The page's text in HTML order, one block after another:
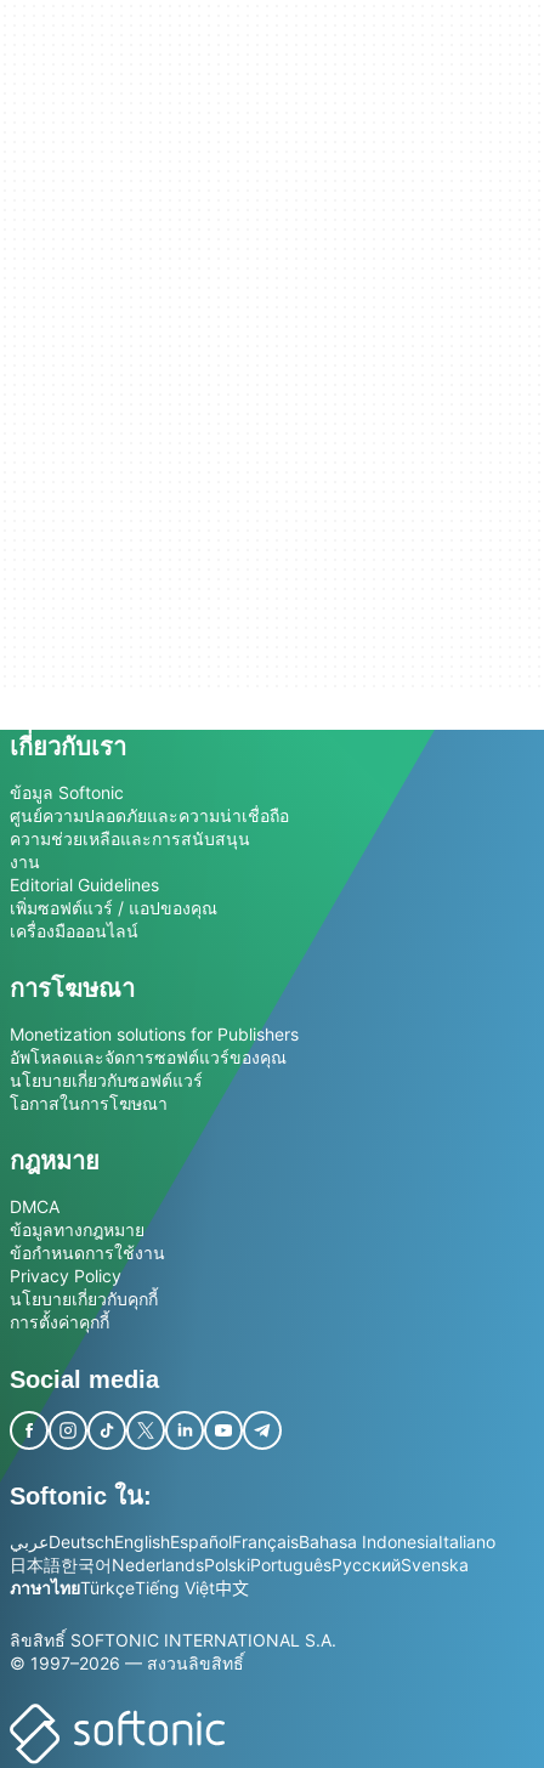
เกี่ยวกับเรา
ข้อมูล Softonic
ศูนย์ความปลอดภัยและความน่าเชื่อถือ
ความช่วยเหลือและการสนับสนุน
งาน
Editorial Guidelines
เพิ่มซอฟต์แวร์ / แอปของคุณ
เครื่องมือออนไลน์
การโฆษณา
Monetization solutions for Publishers
อัพโหลดและจัดการซอฟต์แวร์ของคุณ
นโยบายเกี่ยวกับซอฟต์แวร์
โอกาสในการโฆษณา
กฎหมาย
DMCA
ข้อมูลทางกฎหมาย
ข้อกำหนดการใช้งาน
Privacy Policy
นโยบายเกี่ยวกับคุกกี้
การตั้งค่าคุกกี้
Social media
Softonic ใน:
عربيDeutschEnglishEspañolFrançaisBahasa IndonesiaItaliano
日本語한국어NederlandsPolskiPortuguêsРусскийSvenska
ภาษาไทยTürkçeTiếng Việt中文
ลิขสิทธิ์ SOFTONIC INTERNATIONAL S.A.
© 1997–2026 — สงวนลิขสิทธิ์